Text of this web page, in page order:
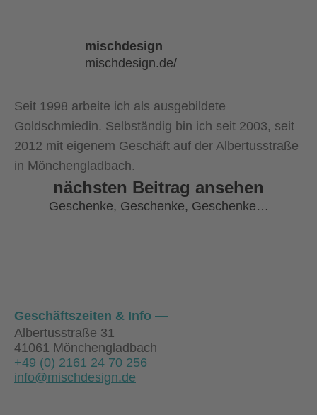
mischdesign
mischdesign.de/
Seit 1998 arbeite ich als ausgebildete
Goldschmiedin. Selbständig bin ich seit 2003, seit
2012 mit eigenem Geschäft auf der Albertusstraße
in Mönchengladbach.
nächsten Beitrag ansehen
Geschenke, Geschenke, Geschenke…
Geschäftszeiten & Info
Albertusstraße 31
41061 Mönchengladbach
+49 (0) 2161 24 70 256
info@mischdesign.de